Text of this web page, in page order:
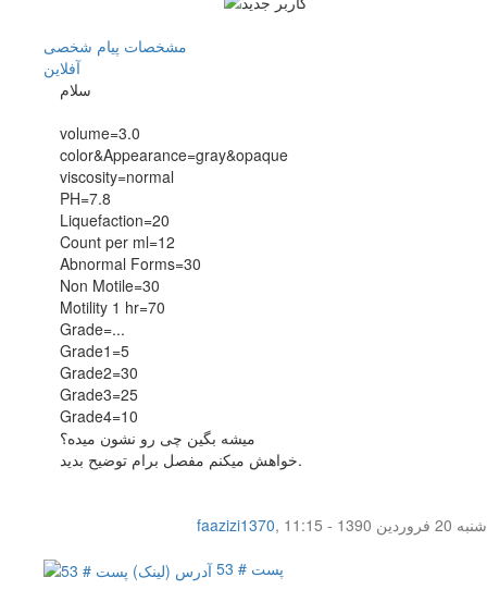
مشخصات پیام شخصی
آفلاين
سلام
volume=3.0
color&Appearance=gray&opaque
viscosity=normal
PH=7.8
Liquefaction=20
Count per ml=12
Abnormal Forms=30
Non Motile=30
Motility 1 hr=70
Grade=...
Grade1=5
Grade2=30
Grade3=25
Grade4=10
میشه بگین چی رو نشون میده؟
خواهش میکنم مفصل برام توضیح بدید.
faazizi1370,
شنبه 20 فروردین 1390 - 11:15
پست # 53